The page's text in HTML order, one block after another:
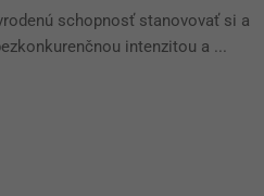
schopnosť stanovovať si a
intenzitou a ...